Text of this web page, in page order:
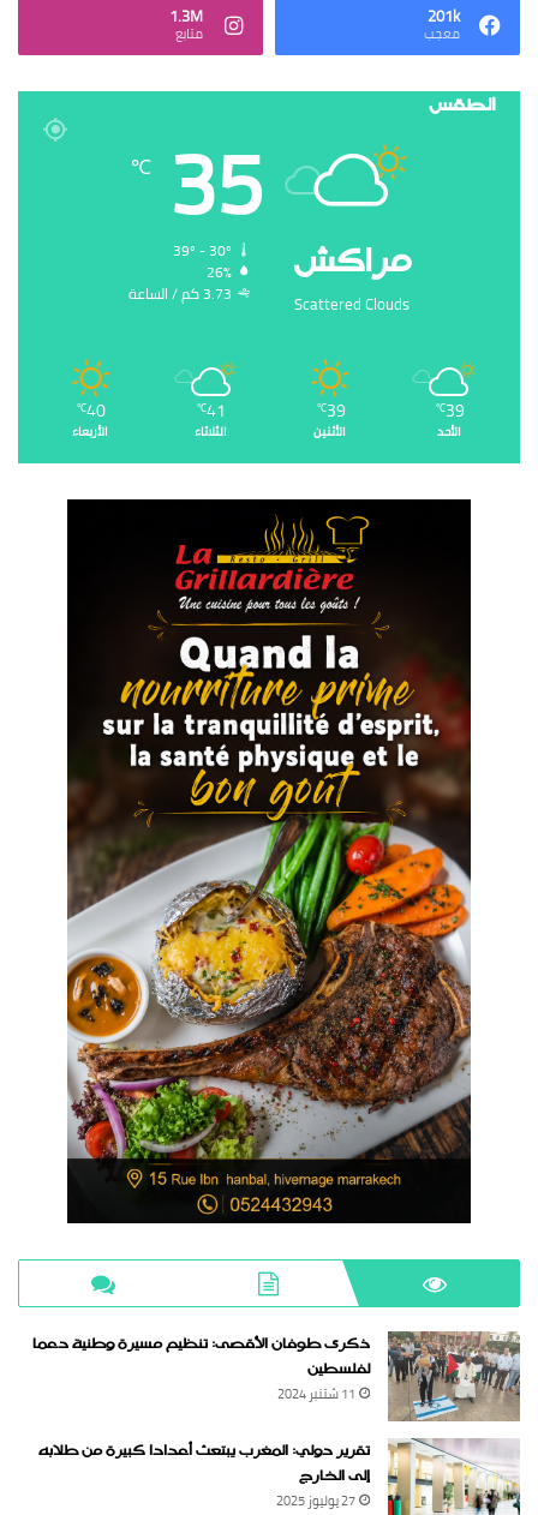
201k
‏معجب
1.3M
‏متابع
الطقس
‏مراكش
Scattered Clouds
35
℃
26%
3.73 ‏كم / الساعة
39
℃
الأحد
39
℃
الأثنين
41
℃
الثلاثاء
40
℃
الأربعاء
ذكرى طوفان الأقصى: تنظيم مسيرة وطنية دعما
لفلسطين
11 شتنبر 2024
تقرير دولي: المغرب يبتعث أعدادا كبيرة من طلابه
إلى الخارج
27 يوليوز 2025